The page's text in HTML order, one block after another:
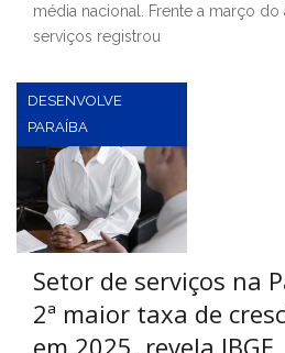
média nacional. Frente a março
serviços registrou
DESENVOLVE
PARAÍBA
Setor de serviços na
2ª maior taxa de
em 2025, revela IBGE